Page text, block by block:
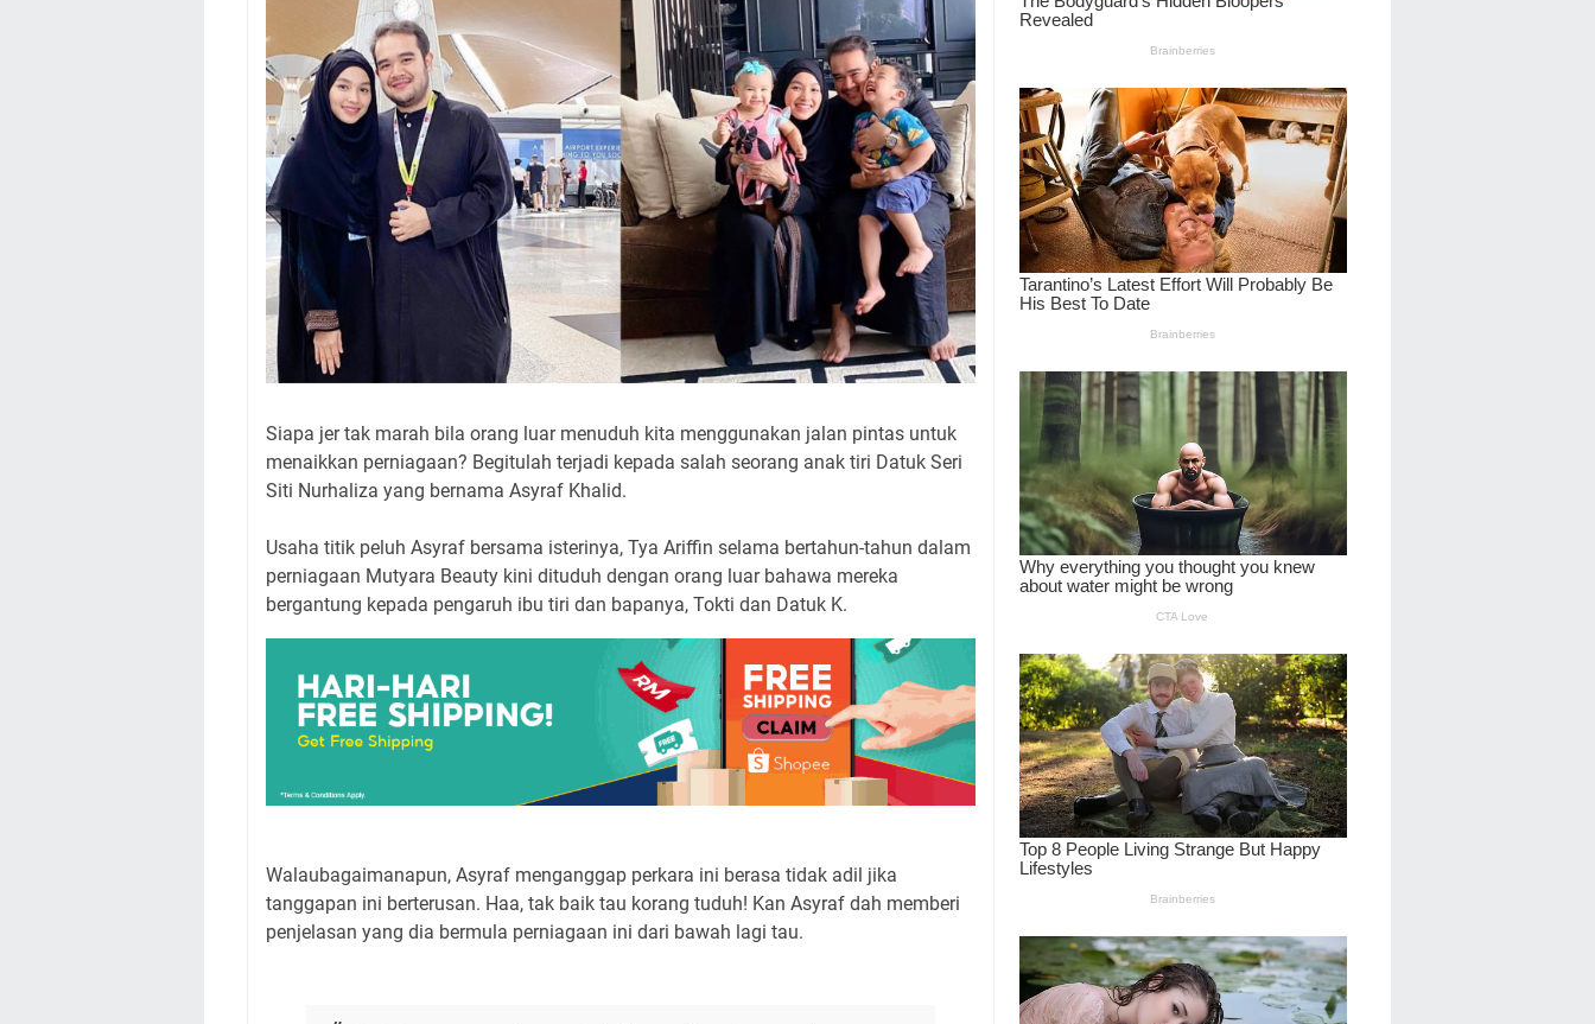
Siapa jer tak marah bila orang luar menuduh kita menggunakan jalan pintas untuk
menaikkan perniagaan? Begitulah terjadi kepada salah seorang anak tiri Datuk Seri
Siti Nurhaliza yang bernama Asyraf Khalid.
Usaha titik peluh Asyraf bersama isterinya, Tya Ariffin selama bertahun-tahun dalam
perniagaan Mutyara Beauty kini dituduh dengan orang luar bahawa mereka
bergantung kepada pengaruh ibu tiri dan bapanya, Tokti dan Datuk K.
Walaubagaimanapun, Asyraf menganggap perkara ini berasa tidak adil jika
tanggapan ini berterusan. Haa, tak baik tau korang tuduh! Kan Asyraf dah memberi
penjelasan yang dia bermula perniagaan ini dari bawah lagi tau.